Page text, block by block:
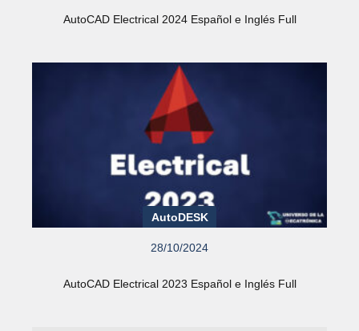
AutoCAD Electrical 2024 Español e Inglés Full
AutoDESK
28/10/2024
AutoCAD Electrical 2023 Español e Inglés Full